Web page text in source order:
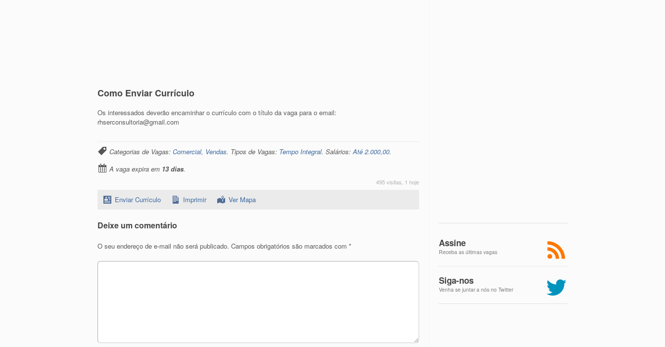
Como Enviar Currículo
Os interessados deverão encaminhar o currículo com o título da vaga para o email:
rhserconsultoria@gmail.com
Categorias de Vagas: Comercial, Vendas. Tipos de Vagas: Tempo Integral. Salários: Até 2.000,00.
A vaga expira em 13 dias.
495 visitas, 1 hoje
Enviar Currículo Imprimir Ver Mapa
Deixe um comentário
O seu endereço de e-mail não será publicado. Campos obrigatórios são marcados com * Assine
Receba as últimas vagas
Siga-nos
Venha se juntar a nós no Twitter